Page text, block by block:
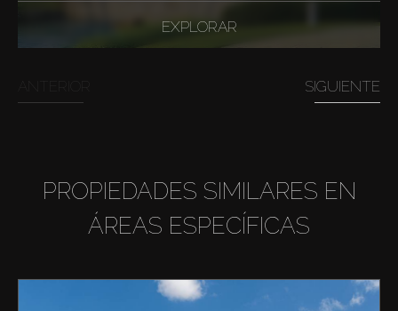
EXPLORAR
SIGUIENTE
PROPIEDADES SIMILARES EN
ÁREAS ESPECÍFICAS